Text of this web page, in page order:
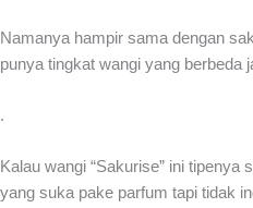
Namanya hampir sama dengan
punya tingkat wangi yang berbeda
.
Kalau wangi “Sakurise” ini tipenya
yang suka pake parfum tapi tidak